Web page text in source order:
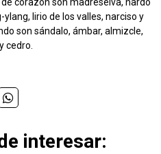
lirio de los valles, narciso y
son sándalo, ámbar, almizcle,
cedro.
interesar: